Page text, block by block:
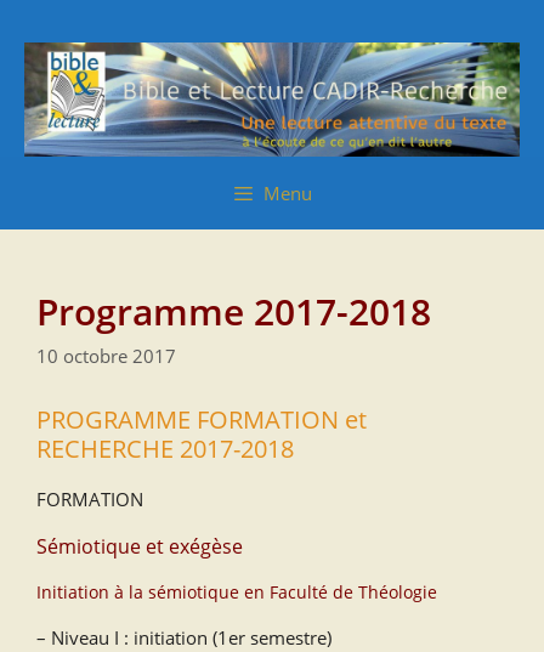
contenu
contenu
Menu
Programme 2017-2018
10 octobre 2017
PROGRAMME FORMATION et
RECHERCHE 2017-2018
FORMATION
Sémiotique et exégèse
Initiation à la sémiotique en Faculté de Théologie
– Niveau I : initiation (1er semestre)